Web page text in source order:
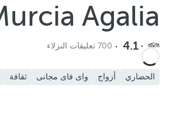
Agalia
4.1 700 تعليقات النزلاء
الحضاري أزواج واى فاى مجانى ثقافة